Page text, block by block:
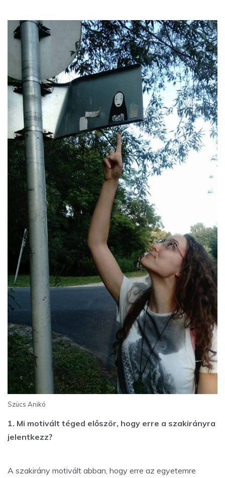
Szücs Anikó
1. Mi motivált téged először, hogy erre a szakirányra
jelentkezz?
A szakirány motivált abban, hogy erre az egyetemre